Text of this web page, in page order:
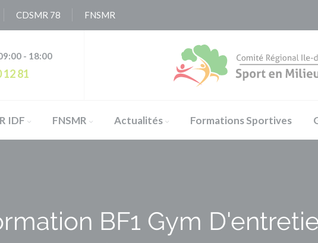
CDSMR 78 FNSMR
- 18:00
12 81
IDF FNSMR Actualités Formations Sportives
BF1 Gym